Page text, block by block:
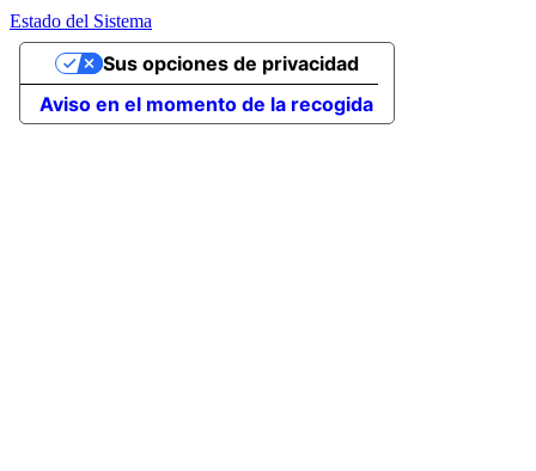
Estado del Sistema
Aviso en el momento de la recogida
Sus opciones de privacidad